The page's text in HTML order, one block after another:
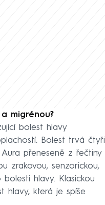
migrénou?
bolest hlavy
Bolest trvá čtyři
přeneseně z řečtiny
zrakovou, senzorickou,
hlavy. Klasickou
hlavy, která je spíše